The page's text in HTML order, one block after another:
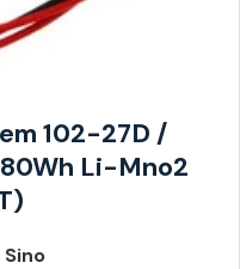
102-27D /
Li-Mno2